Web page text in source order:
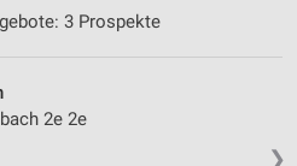
3 Prospekte
❯
2e 2e